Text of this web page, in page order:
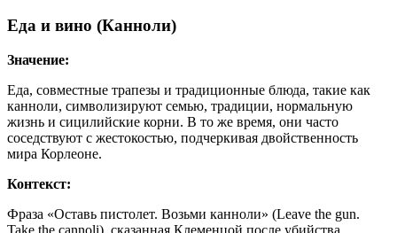
Еда и вино (Канноли)
Значение:
Еда, совместные трапезы и традиционные блюда, такие как
канноли, символизируют семью, традиции, нормальную
жизнь и сицилийские корни. В то же время, они часто
соседствуют с жестокостью, подчеркивая двойственность
мира Корлеоне.
Контекст:
Фраза «Оставь пистолет. Возьми канноли» (Leave the gun.
Take the cannoli), сказанная Клеменцой после убийства